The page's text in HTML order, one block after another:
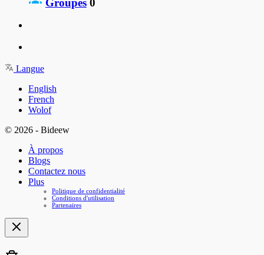
Langue
English
French
Wolof
© 2026 - Bideew
À propos
Blogs
Contactez nous
Plus
Politique de confidentialité
Conditions d'utilisation
Partenaires